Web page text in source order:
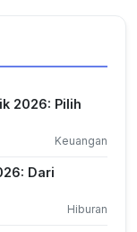
2026: Pilih
Keuangan
Dari
Hiburan